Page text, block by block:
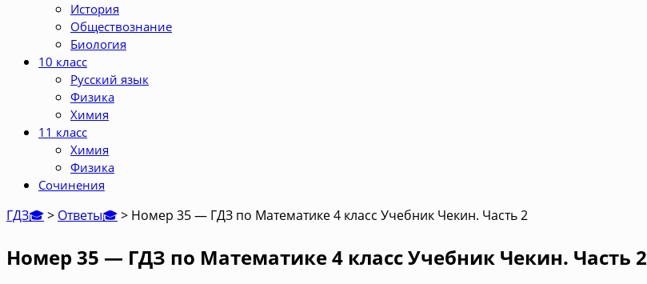
История
Обществознание
Биология
10 класс
Русский язык
Физика
Химия
11 класс
Химия
Физика
Сочинения
ГДЗ🎓> Ответы🎓> Номер 35 — ГДЗ по Математике 4 класс Учебник Чекин. Часть 2
Номер 35 — ГДЗ по Математике 4 класс Учебник Чекин. Часть 2